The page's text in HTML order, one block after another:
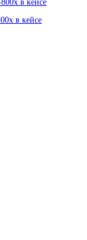
в кейсе